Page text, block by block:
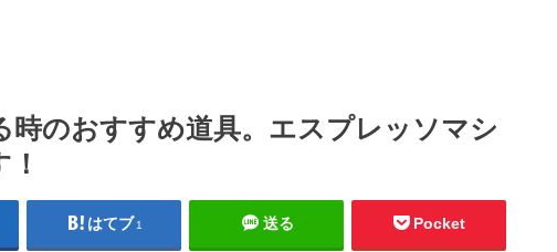
時のおすすめ道具。エスプレッソマシ
はてブ 1 送る Pocket